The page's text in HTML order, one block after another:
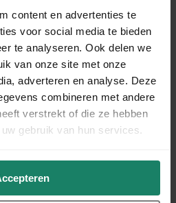
content en advertenties te
voor social media te bieden
te analyseren. Ook delen we
van onze site met onze
adverteren en analyse. Deze
combineren met andere
verstrekt of die ze hebben
gebruik van hun services.